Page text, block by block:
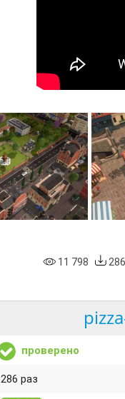
11 798 286
проверено
286 раз